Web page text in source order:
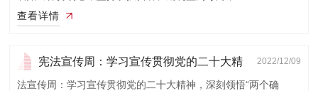
查看详情
宪法宣传周：学习宣传贯彻党的二十大精
神，深刻...
2022/12/09
法宣传周：学习宣传贯彻党的二十大精神，深刻领悟“两个确